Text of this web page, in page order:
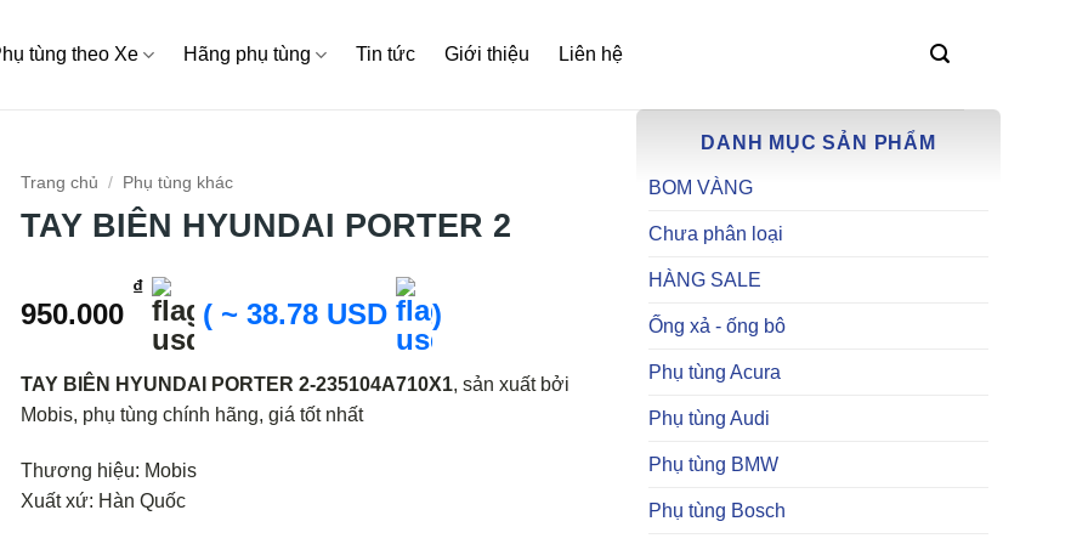
tùng theo Xe Hãng phụ tùng Tin tức Giới thiệu Liên hệ
DANH MỤC SẢN PHẨM
BOM VÀNG
Chưa phân loại
HÀNG SALE
Ống xả - ống bô
Phụ tùng Acura
Phụ tùng Audi
Phụ tùng BMW
Phụ tùng Bosch
Trang chủ / Phụ tùng khác
TAY BIÊN HYUNDAI PORTER 2
950.000
₫
( ~ 38.78 USD )
TAY BIÊN HYUNDAI PORTER 2-235104A710X1, sản xuất bởi
Mobis, phụ tùng chính hãng, giá tốt nhất
Thương hiệu: Mobis
Xuất xứ: Hàn Quốc